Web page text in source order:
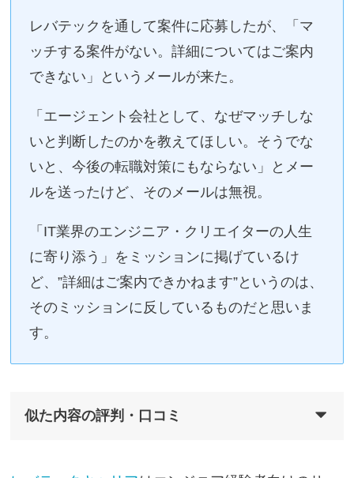
レバテックを通して案件に応募したが、「マ
ッチする案件がない。詳細についてはご案内
できない」というメールが来た。
「エージェント会社として、なぜマッチしな
いと判断したのかを教えてほしい。そうでな
いと、今後の転職対策にもならない」とメー
ルを送ったけど、そのメールは無視。
「IT業界のエンジニア・クリエイターの人生
に寄り添う」をミッションに掲げているけ
ど、”詳細はご案内できかねます”というのは、
そのミッションに反しているものだと思いま
す。
似た内容の評判・口コミ